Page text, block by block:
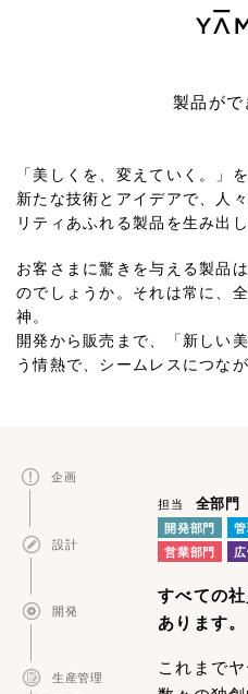
製品がで
「美しくを、変えていく。」
新たな技術とアイデアで、
人
リティあふれる製品を生み出
お客さまに驚きを与える製品
のでしょうか。 それは常に、
神。
開発から販売まで、「新しい
う情熱で、 シームレスにつな
企画
設計
開発
生産管理
担当 全部門
開発部門
管
営業部門
すべての
あります。
これまで